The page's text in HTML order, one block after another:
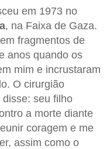
em 1973 no
, na Faixa de Gaza.
fragmentos de
anos quando os
mim e incrustaram
O cirurgião
seu filho
a morte diante
coragem e me
assim como o